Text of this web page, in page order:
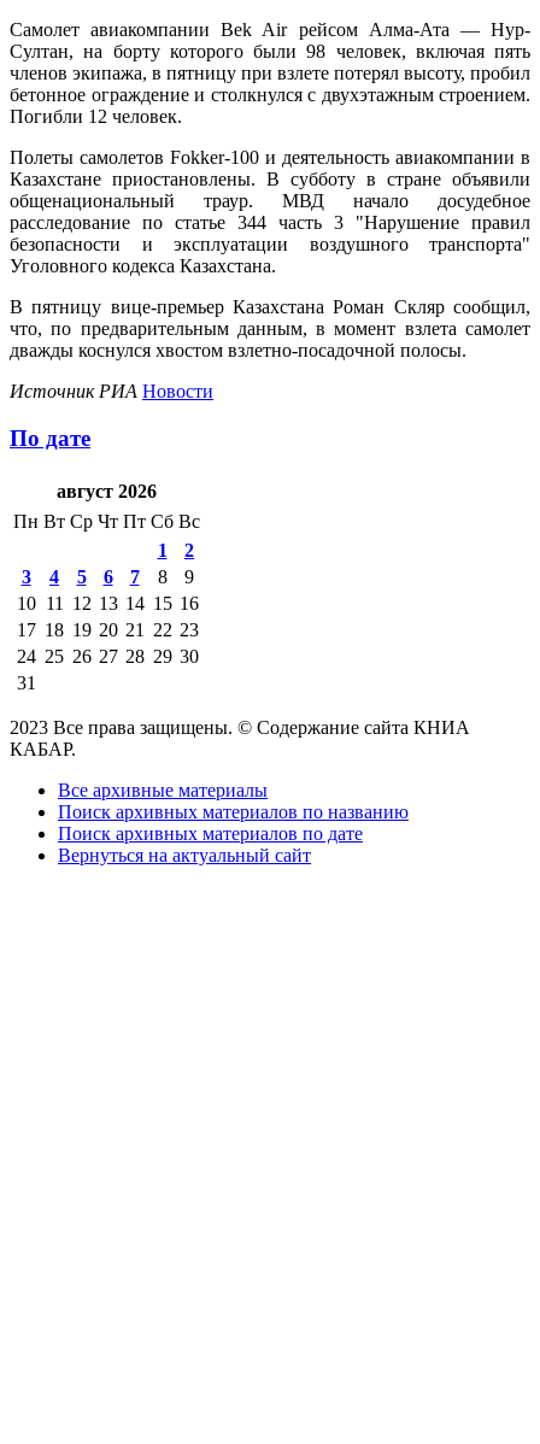
Самолет авиакомпании Bek Air рейсом Алма-Ата — Нур-
Султан, на борту которого были 98 человек, включая пять
членов экипажа, в пятницу при взлете потерял высоту, пробил
бетонное ограждение и столкнулся с двухэтажным строением.
Погибли 12 человек.
Полеты самолетов Fokker-100 и деятельность авиакомпании в
Казахстане приостановлены. В субботу в стране объявили
общенациональный траур. МВД начало досудебное
расследование по статье 344 часть 3 "Нарушение правил
безопасности и эксплуатации воздушного транспорта"
Уголовного кодекса Казахстана.
В пятницу вице-премьер Казахстана Роман Скляр сообщил,
что, по предварительным данным, в момент взлета самолет
дважды коснулся хвостом взлетно-посадочной полосы.
Источник РИА Новости
По дате
август 2026
Пн Вт Ср Чт Пт Сб Вс
1
2
3
4 5 6 7 8
9
10 11 12 13 14 15 16
17 18 19 20 21 22 23
24 25 26 27 28 29 30
31
2023 Все права защищены. © Содержание сайта КНИА
КАБАР.
Все архивные материалы
Поиск архивных материалов по названию
Поиск архивных материалов по дате
Вернуться на актуальный сайт